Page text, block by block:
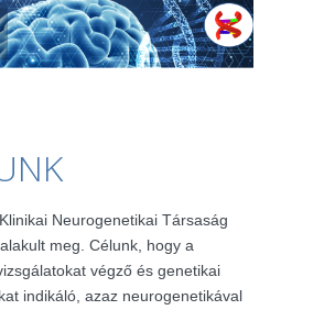
Neurogenetikai Társaság
meg. Célunk, hogy a
végző és genetikai
indikáló, azaz neurogenetikával